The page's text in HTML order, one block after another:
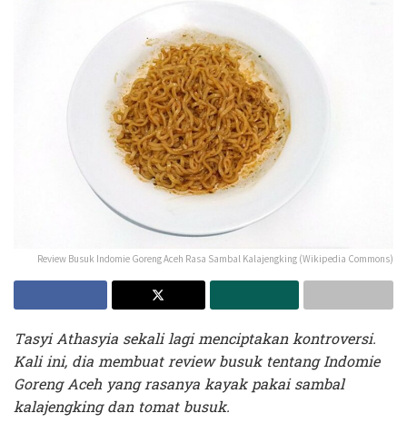
Review Busuk Indomie Goreng Aceh Rasa Sambal Kalajengking (Wikipedia Commons)
Tasyi Athasyia sekali lagi menciptakan kontroversi.
Kali ini, dia membuat review busuk tentang Indomie
Goreng Aceh yang rasanya kayak pakai sambal
kalajengking dan tomat busuk.